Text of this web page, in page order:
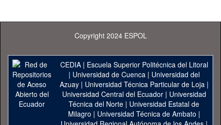
Copyright 2024 ESPOL
CEDIA| Escuela Superior Politécnica del Litoral
| Universidad de Cuenca| Universidad del
Azuay| Universidad Técnica Particular de Loja|
Universidad Central del Ecuador| Universidad
Técnica del Norte | Universidad Estatal de
Milagro | Universidad Técnica de Ambato |